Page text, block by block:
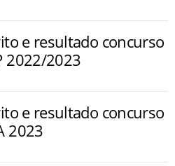
e resultado concurso
2022/2023
e resultado concurso
2023